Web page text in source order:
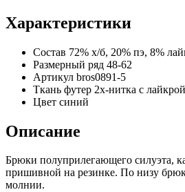
Характеристики
Состав 72% х/б, 20% пэ, 8%
Размерный ряд 48-62
Артикул bros0891-5
Ткань футер 2х-нитка с лайкрой
Цвет синий
Описание
Брюки полуприлегающего силуэта,
пришивной на резинке. По низу
молнии.